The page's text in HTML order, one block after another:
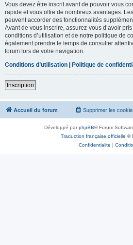
Vous devez être inscrit avant de pouvoir vous
rapide et vous offre de nombreux avantages.
peuvent accorder des fonctionnalités
Avant de vous inscrire, assurez-vous d’avoir
conditions d’utilisation et de notre politique de
également prendre le temps de consulter
forum lors de votre navigation.
Conditions d’utilisation | Politique de
Inscription
Accueil du forum Supprimer les
Développé parphpBB® Forum
Traduction française officielle ©
Confidentialité |